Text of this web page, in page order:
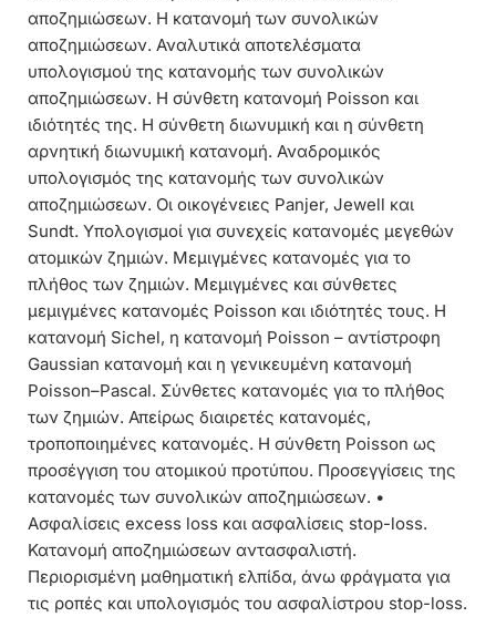
αποζημιώσεων. Η κατανομή των συνολικών
αποζημιώσεων. Αναλυτικά αποτελέσματα
υπολογισμού της κατανομής των συνολικών
αποζημιώσεων. Η σύνθετη κατανομή Poisson και
ιδιότητές της. Η σύνθετη διωνυμική και η σύνθετη
αρνητική διωνυμική κατανομή. Αναδρομικός
υπολογισμός της κατανομής των συνολικών
αποζημιώσεων. Οι οικογένειες Panjer, Jewell και
Sundt. Υπολογισμοί για συνεχείς κατανομές μεγεθών
ατομικών ζημιών. Μεμιγμένες κατανομές για το
πλήθος των ζημιών. Μεμιγμένες και σύνθετες
μεμιγμένες κατανομές Poisson και ιδιότητές τους. Η
κατανομή Sichel, η κατανομή Poisson – αντίστροφη
Gaussian κατανομή και η γενικευμένη κατανομή
Poisson–Pascal. Σύνθετες κατανομές για το πλήθος
των ζημιών. Απείρως διαιρετές κατανομές,
τροποποιημένες κατανομές. Η σύνθετη Poisson ως
προσέγγιση του ατομικού προτύπου. Προσεγγίσεις της
κατανομές των συνολικών αποζημιώσεων. •
Ασφαλίσεις excess loss και ασφαλίσεις stop-loss.
Κατανομή αποζημιώσεων αντασφαλιστή.
Περιορισμένη μαθηματική ελπίδα, άνω φράγματα για
τις ροπές και υπολογισμός του ασφαλίστρου stop-loss.